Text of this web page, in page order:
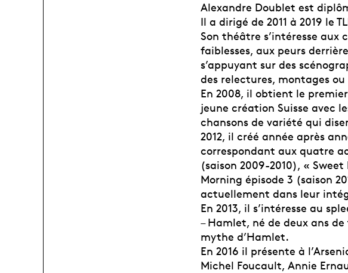
Alexandre Doublet est
Il a dirigé de 2011 à 2019 le
Son théâtre s’intéresse aux
faiblesses, aux peurs
s’appuyant sur des
des relectures, montages
En 2008, il obtient le
jeune création Suisse avec
chansons de variété qui
2012, il créé année après
correspondant aux quatre
(saison 2009-2010), « Sweet
Morning épisode 3 (saison
actuellement dans leur
En 2013, il s’intéresse au
– Hamlet, né de deux ans
mythe d’Hamlet.
En 2016 il présente à
Michel Foucault, Annie